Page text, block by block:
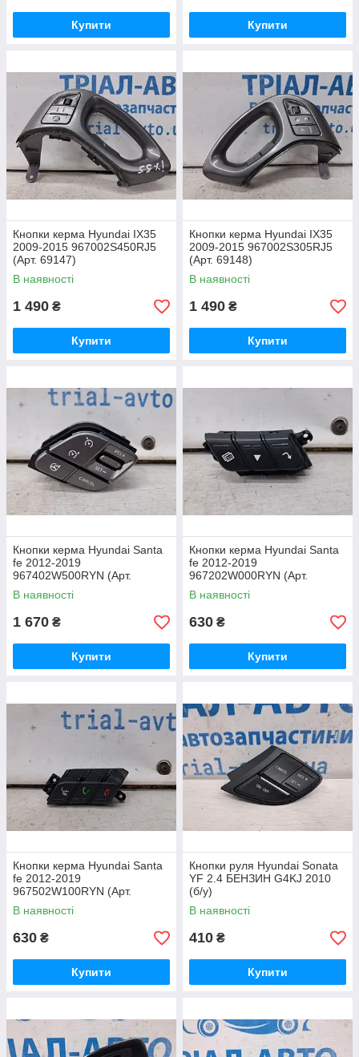
Купити Купити
Кнопки керма Hyundai IX35
2009-2015 967002S450RJ5
(Арт. 69147)
В наявності
1 490 ₴
Купити
Кнопки керма Hyundai IX35
2009-2015 967002S305RJ5
(Арт. 69148)
В наявності
1 490 ₴
Купити
Кнопки керма Hyundai Santa
fe 2012-2019
967402W500RYN (Арт.
69153)
В наявності
1 670 ₴
Купити
Кнопки керма Hyundai Santa
fe 2012-2019
967202W000RYN (Арт.
69154)
В наявності
630 ₴
Купити
Кнопки керма Hyundai Santa
fe 2012-2019
967502W100RYN (Арт.
69155)
В наявності
630 ₴
Купити
Кнопки руля Hyundai Sonata
YF 2.4 БЕНЗИН G4KJ 2010
(б/у)
В наявності
410 ₴
Купити